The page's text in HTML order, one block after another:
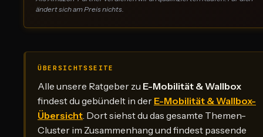
ändert sich am Preis nichts.
ÜBERSICHTSSEITE
Alle unsere Ratgeber zu E-Mobilität & Wallbox
findest du gebündelt in der E-Mobilität & Wallbox-
Übersicht. Dort siehst du das gesamte Themen-
Cluster im Zusammenhang und findest passende